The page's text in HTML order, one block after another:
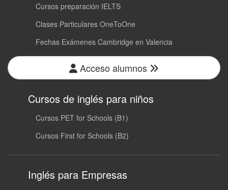
Cursos preparación IELTS
Clases Particulares OneToOne
Fechas Exámenes Cambridge en Valencia
Acceso alumnos
Cursos de inglés para niños
Cursos PET for Schools (B1)
Cursos First for Schools (B2)
Inglés para Empresas